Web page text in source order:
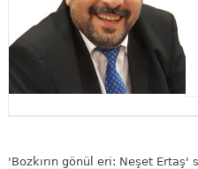
'Bozkırın gönül eri: Neşet Ertaş'